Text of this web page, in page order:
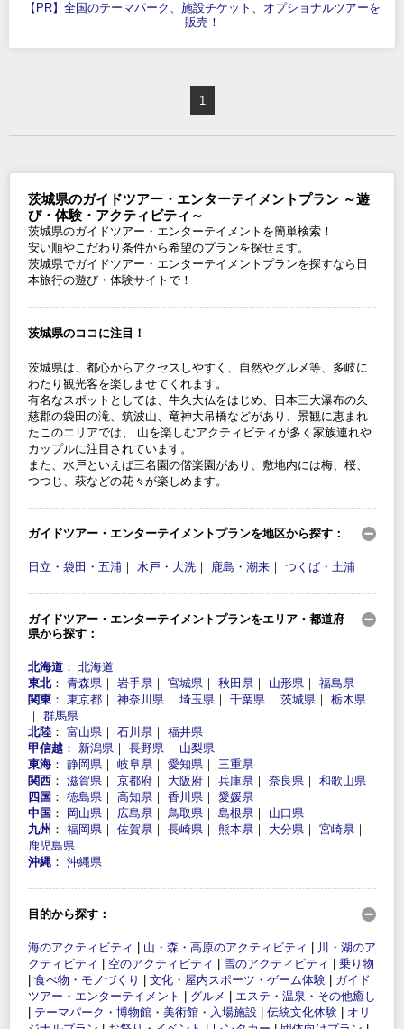
【PR】全国のテーマパーク、施設チケット、オプショナルツアーを
販売！
1
茨城県のガイドツアー・エンターテイメントプラン ～遊
び・体験・アクティビティ～
茨城県のガイドツアー・エンターテイメントを簡単検索！
安い順やこだわり条件から希望のプランを探せます。
茨城県でガイドツアー・エンターテイメントプランを探すなら日
本旅行の遊び・体験サイトで！
茨城県のココに注目！
茨城県は、都心からアクセスしやすく、自然やグルメ等、多岐に
わたり観光客を楽しませてくれます。
有名なスポットとしては、牛久大仏をはじめ、日本三大瀑布の久
慈郡の袋田の滝、筑波山、竜神大吊橋などがあり、景観に恵まれ
たこのエリアでは、 山を楽しむアクティビティが多く家族連れや
カップルに注目されています。
また、水戸といえば三名園の偕楽園があり、敷地内には梅、桜、
つつじ、萩などの花々が楽しめます。
ガイドツアー・エンターテイメントプランを地区から探す：
日立・袋田・五浦 ｜ 水戸・大洗 ｜ 鹿島・潮来 ｜ つくば・土浦
ガイドツアー・エンターテイメントプランをエリア・都道府
県から探す：
北海道 ： 北海道
東北： 青森県 ｜ 岩手県 ｜ 宮城県 ｜ 秋田県 ｜ 山形県 ｜ 福島県
関東 ： 東京都 ｜ 神奈川県 ｜ 埼玉県 ｜ 千葉県 ｜ 茨城県 ｜ 栃木県
｜ 群馬県
北陸 ： 富山県 ｜ 石川県 ｜ 福井県
甲信越 ： 新潟県 ｜ 長野県 ｜ 山梨県
東海 ： 静岡県 ｜ 岐阜県 ｜ 愛知県 ｜ 三重県
関西 ： 滋賀県 ｜ 京都府 ｜ 大阪府 ｜ 兵庫県 ｜ 奈良県 ｜ 和歌山県
四国 ： 徳島県 ｜ 高知県 ｜ 香川県 ｜ 愛媛県
中国 ： 岡山県 ｜ 広島県 ｜ 鳥取県 ｜ 島根県 ｜ 山口県
九州 ： 福岡県 ｜ 佐賀県 ｜ 長崎県 ｜ 熊本県 ｜ 大分県 ｜ 宮崎県 ｜
鹿児島県
沖縄 ： 沖縄県
目的から探す：
海のアクティビティ 山・森・高原のアクティビティ
川・湖のア
クティビティ
空のアクティビティ 雪のアクティビティ
乗り物
食べ物・モノづくり 文化・屋内スポーツ・ゲーム体験
ガイド
ツアー・エンターテイメント
グルメ
エステ・温泉・その他癒し
テーマパーク・博物館・美術館・入場施設 伝統文化体験
オリ